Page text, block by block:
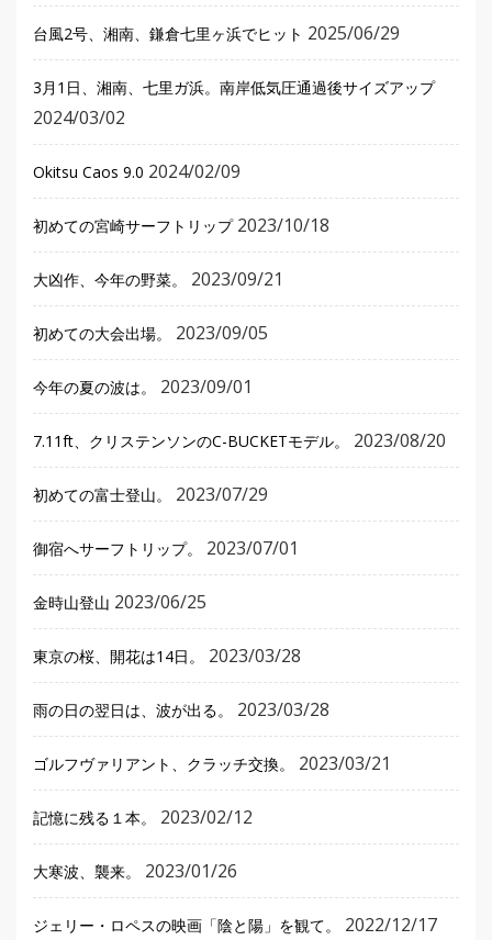
台風2号、湘南、鎌倉七里ヶ浜でヒット 2025/06/29
3月1日、湘南、七里ガ浜。南岸低気圧通過後サイズアップ
2024/03/02
Okitsu Caos 9.0 2024/02/09
初めての宮崎サーフトリップ 2023/10/18
大凶作、今年の野菜。 2023/09/21
初めての大会出場。 2023/09/05
今年の夏の波は。 2023/09/01
7.11ft、クリステンソンのC-BUCKETモデル。 2023/08/20
初めての富士登山。 2023/07/29
御宿へサーフトリップ。 2023/07/01
金時山登山 2023/06/25
東京の桜、開花は14日。 2023/03/28
雨の日の翌日は、波が出る。 2023/03/28
ゴルフヴァリアント、クラッチ交換。 2023/03/21
記憶に残る１本。 2023/02/12
大寒波、襲来。 2023/01/26
ジェリー・ロペスの映画「陰と陽」を観て。 2022/12/17